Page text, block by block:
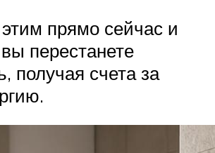
прямо сейчас и
перестанете
получая счета за